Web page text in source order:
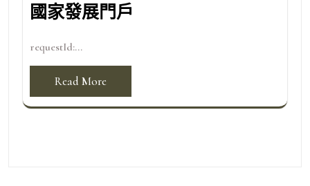
國家發展門戶
requestId:...
Read More